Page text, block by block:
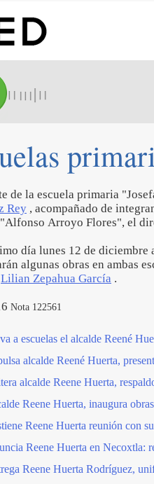
de la escuela primaria
Rey , acompañado de
Arroyo Flores", el
día lunes 12 de diciembre
algunas obras en ambas
Lilian Zepahua García .
Nota 122561
a escuelas el alcalde Reené
alcalde Reené Huerta,
alcalde Reene Huerta,
Reene Huerta, inaugura
Reene Huerta reunión con
Reene Huerta en Necoxtla:
Reene Huerta Rodríguez,